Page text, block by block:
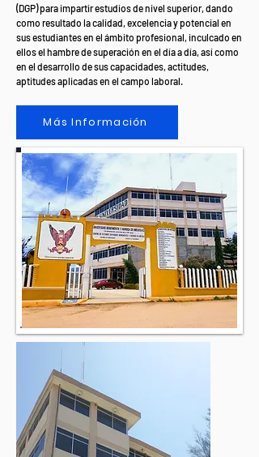
(DGP) para impartir estudios de nivel superior, dando
como resultado la calidad, excelencia y potencial en
sus estudiantes en el ámbito profesional, inculcado en
ellos el hambre de superación en el día a día, así como
en el desarrollo de sus capacidades, actitudes,
aptitudes aplicadas en el campo laboral.
Más Información